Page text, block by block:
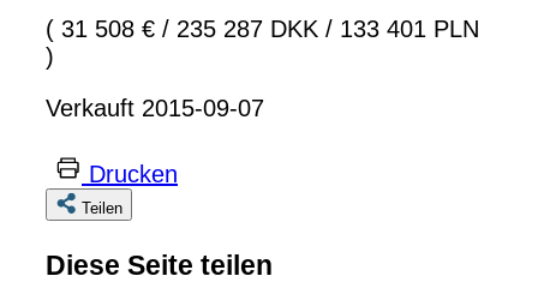
( 31 508 € / 235 287 DKK / 133 401 PLN
)
Verkauft 2015-09-07
Drucken
Teilen
Diese Seite teilen